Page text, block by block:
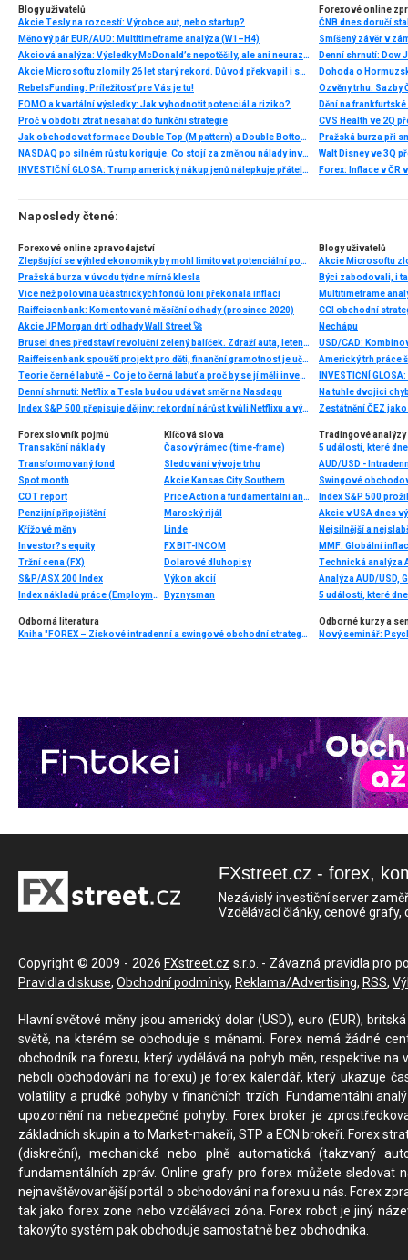
Blogy uživatelů
Akcie Tesly na rozcestí: Výrobce aut, nebo startup?
Měnový pár EUR/AUD: Multitimeframe analýza (W1–H4)
Akciová analýza: Výsledky McDonald’s nepotěšily, ale ani neurazily. Jakou vizi společnost prezentovala?
Akcie Microsoftu zlomily 26 let starý rekord. Důvod překvapil i samotné investory
RebelsFunding: Príležitosť pre Vás je tu!
FOMO a kvartální výsledky: Jak vyhodnotit potenciál a riziko?
Proč v období ztrát nesahat do funkční strategie
Jak obchodovat formace Double Top (M pattern) a Double Bottom (W pattern)
NASDAQ po silném růstu koriguje. Co stojí za změnou nálady investorů?
INVESTIČNÍ GLOSA: Trump americký nákup jenů nálepkuje přátelstvím. Pravda je jinde
Forexové online
ČNB dnes doručí
Smíšený závěr v
Dohoda o
Pražská burza při
Naposledy čtené:
Forexové online zpravodajství
Zlepšující se výhled ekonomiky by mohl limitovat potenciální pokles koruny
Pražská burza v úvodu týdne mírně klesla
Více než polovina účastnických fondů loni překonala inflaci
Raiffeisenbank: Komentované měsíční odhady (prosinec 2020)
Akcie JPMorgan drtí odhady Wall Street 🚀
Brusel dnes představí revoluční zelený balíček. Zdraží auta, letenky, bydlení, elektřinu, přitom se EU může jenom střelit do nohy
Raiffeisenbank spouští projekt pro děti, finanční gramotnost je učí v Minecraftu
Teorie černé labutě – Co je to černá labuť a proč by se jí měli investoři obávat?
Denní shrnutí: Netflix a Tesla budou udávat směr na Nasdaqu
Index S&P 500 přepisuje dějiny: rekordní nárůst kvůli Netflixu a výrobcům čipů
Blogy uživatelů
Multitimeframe
CCI obchodní
Nechápu
USD/CAD:
Americký trh práce
Na tuhle dvojici
Zestátnění ČEZ
Forex slovník pojmů
Transakční náklady
Transformovaný fond
Spot month
COT report
Penzijní připojištění
Křížové měny
Investor?s equity
Tržní cena (FX)
S&P/ASX 200 Index
Index nákladů práce (Employment Cost Index)
Klíčová slova
Časový rámec (time-frame)
Sledování vývoje trhu
Akcie Kansas City Southern
Price Action a fundamentální analýza
Marocký rijál
Linde
FX BIT-INCOM
Dolarové dluhopisy
Výkon akcií
Byznysman
Tradingové analýzy
5 událostí, které
AUD/USD -
Swingové
Index S&P 500
Akcie v USA dnes
Nejsilnější a
Technická analýza
Analýza AUD/USD,
5 událostí, které
Odborná literatura
Kniha "FOREX – Ziskové intradenní a swingové obchodní strategie" od Kathy Lien vychází v češtině!
Odborné kurzy a
FXstreet.cz - forex,
Nezávislý investiční server
Vzdělávací články, cenové
Copyright © 2009 - 2026 FXstreet.cz s.r.o. - Závazná pravidla pro
Pravidla diskuse, Obchodní podmínky, Reklama/Advertising, RSS,
Hlavní světové měny jsou americký dolar (USD), euro (EUR),
světě, na kterém se obchoduje s měnami. Forex nemá žádné
obchodník na forexu, který vydělává na pohyb měn, respektive
neboli obchodování na forexu) je forex kalendář, který ukazuje
volatility a prudké pohyby v finančních trzích. Fundamentální
upozornění na nebezpečné pohyby. Forex broker je
základních skupin a to Market-makeři, STP a ECN brokeři. Forex
(diskreční), mechanická nebo plně automatická (takzvaný
fundamentálních zpráv. Online grafy pro forex můžete sledovat
nejnavštěvovanější portál o obchodování na forexu u nás. Forex
tak jako forex zone nebo vzdělávací zóna. Forex robot je jiný
takovýto systém pak obchoduje samostatně bez obchodníka.